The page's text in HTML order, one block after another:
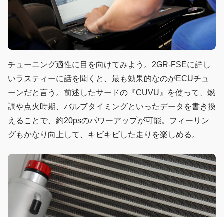
チューニング適性に目を向けてみよう。2GR-FSEに詳し
いラスティーに話を聞くと、最も効果的なのがECUチュ
ーンだと言う。前述したサードの『CUVU』を使って、燃
調や点火時期、バルブタイミングといったデータを書き換
えることで、約20psのパワーアップが可能。フィーリン
グもかなり向上して、キビキビした走りを楽しめる。